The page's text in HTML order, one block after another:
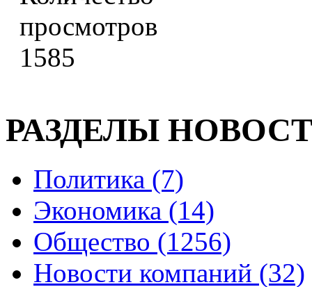
1585
РАЗДЕЛЫ
Политика (7)
Экономика (14)
Общество (1256)
Новости компаний (32)